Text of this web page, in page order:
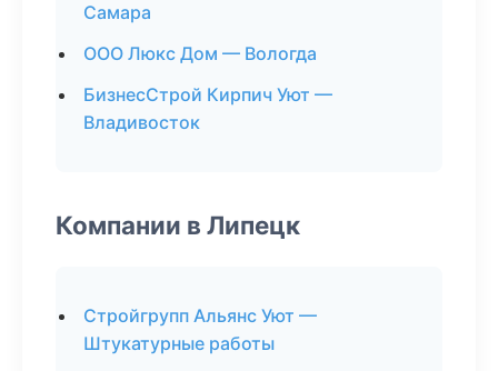
Самара
ООО Люкс Дом — Вологда
БизнесСтрой Кирпич Уют —
Владивосток
Компании в Липецк
Стройгрупп Альянс Уют —
Штукатурные работы